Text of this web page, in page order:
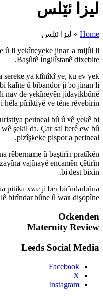
Lisa zêdetirî 22 salan e ku
Ew di 5 salên dawî de
çavdêriya dabînkirina
seranserê karûbarê dayiktiyê
yên serbixwe yên civakê
Di vê rolê de eleqeya wê
awayekî bingehîn rêya
Ew di warê perwerde û
neteweyî de pispor e da ku jin
Ew piştgirî dide jinên ku piştî
sfînktera